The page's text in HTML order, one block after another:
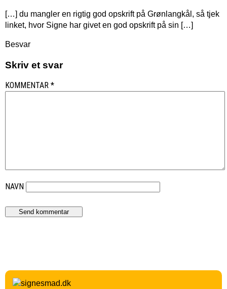
[…] du mangler en rigtig god opskrift på Grønlangkål, så tjek
linket, hvor Signe har givet en god opskrift på sin […]
Besvar
Skriv et svar
KOMMENTAR *
NAVN